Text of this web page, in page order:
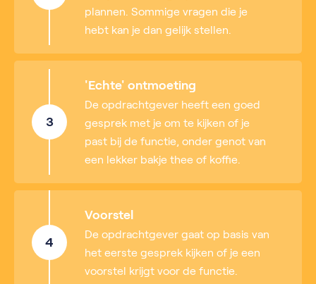
plannen. Sommige vragen die je
hebt kan je dan gelijk stellen.
3
'Echte' ontmoeting
De opdrachtgever heeft een goed
gesprek met je om te kijken of je
past bij de functie, onder genot van
een lekker bakje thee of koffie.
4
Voorstel
De opdrachtgever gaat op basis van
het eerste gesprek kijken of je een
voorstel krijgt voor de functie.